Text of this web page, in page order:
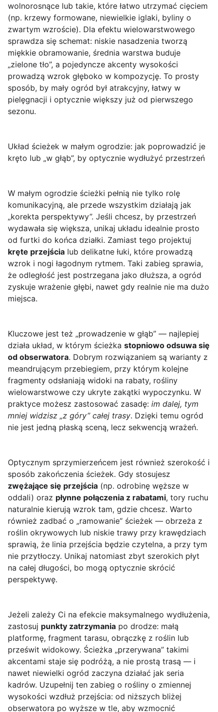
wolnorosnące lub takie, które łatwo utrzymać cięciem
(np. krzewy formowane, niewielkie iglaki, byliny o
zwartym wzroście). Dla efektu wielowarstwowego
sprawdza się schemat: niskie nasadzenia tworzą
miękkie obramowanie, średnia warstwa buduje
„zielone tło”, a pojedyncze akcenty wysokości
prowadzą wzrok głęboko w kompozycję. To prosty
sposób, by mały ogród był atrakcyjny, łatwy w
pielęgnacji i optycznie większy już od pierwszego
sezonu.
Układ ścieżek w małym ogrodzie: jak poprowadzić je
kręto lub „w głąb”, by optycznie wydłużyć przestrzeń
W małym ogrodzie ścieżki pełnią nie tylko rolę
komunikacyjną, ale przede wszystkim działają jak
„korekta perspektywy”. Jeśli chcesz, by przestrzeń
wydawała się większa, unikaj układu idealnie prosto
od furtki do końca działki. Zamiast tego projektuj
kręte przejścia lub delikatne łuki, które prowadzą
wzrok i nogi łagodnym rytmem. Taki zabieg sprawia,
że odległość jest postrzegana jako dłuższa, a ogród
zyskuje wrażenie głębi, nawet gdy realnie nie ma dużo
miejsca.
Kluczowe jest też „prowadzenie w głąb” — najlepiej
działa układ, w którym ścieżka stopniowo odsuwa się
od obserwatora. Dobrym rozwiązaniem są warianty z
meandrującym przebiegiem, przy którym kolejne
fragmenty odsłaniają widoki na rabaty, rośliny
wielowarstwowe czy ukryte zakątki wypoczynku. W
praktyce możesz zastosować zasadę: im dalej, tym
mniej widzisz „z góry” całej trasy. Dzięki temu ogród
nie jest jedną płaską sceną, lecz sekwencją wrażeń.
Optycznym sprzymierzeńcem jest również szerokość i
sposób zakończenia ścieżek. Gdy stosujesz
zwężające się przejścia (np. odrobinę węższe w
oddali) oraz płynne połączenia z rabatami, tory ruchu
naturalnie kierują wzrok tam, gdzie chcesz. Warto
również zadbać o „ramowanie” ścieżek — obrzeża z
roślin okrywowych lub niskie trawy przy krawędziach
sprawią, że linia przejścia będzie czytelna, a przy tym
nie przytłoczy. Unikaj natomiast zbyt szerokich płyt
na całej długości, bo mogą optycznie skrócić
perspektywę.
Jeżeli zależy Ci na efekcie maksymalnego wydłużenia,
zastosuj punkty zatrzymania po drodze: małą
platformę, fragment tarasu, obrączkę z roślin lub
prześwit widokowy. Ścieżka „przerywana” takimi
akcentami staje się podróżą, a nie prostą trasą — i
nawet niewielki ogród zaczyna działać jak seria
kadrów. Uzupełnij ten zabieg o rośliny o zmiennej
wysokości wzdłuż przejścia: od niższych bliżej
obserwatora po wyższe w tle, aby wzmocnić